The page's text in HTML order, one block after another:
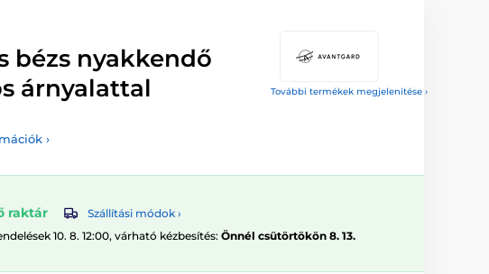
További termékek megjelenítése ›
bézs nyakkendő
árnyalattal
›
raktár
Szállítási módok ›
10. 8. 12:00, várható kézbesítés: Önnél csütörtökön 8. 13.